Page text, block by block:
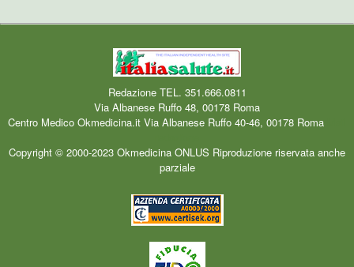
Redazione TEL. 351.666.0811
Via Albanese Ruffo 48, 00178 Roma
Centro Medico Okmedicina.it Via Albanese Ruffo 40-46, 00178 Roma
Copyright © 2000-2023 Okmedicina ONLUS Riproduzione riservata anche
parziale